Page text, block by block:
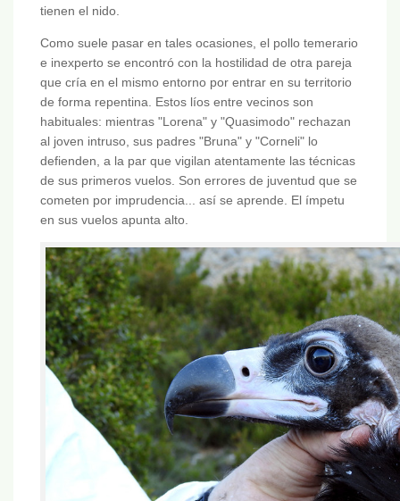
tienen el nido.
Como suele pasar en tales ocasiones, el pollo temerario
e inexperto se encontró con la hostilidad de otra pareja
que cría en el mismo entorno por entrar en su territorio
de forma repentina. Estos líos entre vecinos son
habituales: mientras "Lorena" y "Quasimodo" rechazan
al joven intruso, sus padres "Bruna" y "Corneli" lo
defienden, a la par que vigilan atentamente las técnicas
de sus primeros vuelos. Son errores de juventud que se
cometen por imprudencia... así se aprende. El ímpetu
en sus vuelos apunta alto.